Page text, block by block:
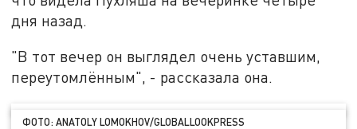
дня назад.
"В тот вечер он выглядел очень уставшим,
переутомлённым", - рассказала она.
ФОТО: ANATOLY LOMOKHOV/GLOBALLOOKPRESS